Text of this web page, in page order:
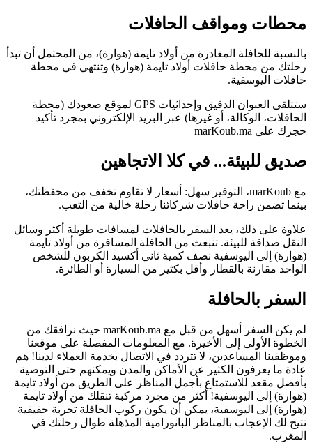
محطات ومواقف الحافلات
بالنسبة للحافلة المغادرة من أولاد تايمة (هوارة)، من المحتمل أن تبدأ
رحلتك من محطة حافلات أولاد تايمة (هوارة) وتنتهي في محطة
حافلات اليوسفية.
ستتلقى العنوان الدقيق وإحداثيات GPS لموقع صعودك (محطة
الحافلات، الوكالة، أو غيرها) عبر البريد الإلكتروني بمجرد تأكيد
حجزك على marKoub.ma
صديق للبيئة... في كلا الاتجاهين
مع marKoub، التوفير سهل: أسعار لا تقاوم تخفف من محفظتك،
بينما تضمن راحة حافلات شركائنا رحلة خالية من التعب.
علاوة على ذلك، يعد السفر بالحافلات لمسافات طويلة أكثر وسائل
النقل صداقة للبيئة. تنبعث من الحافلة المسافرة من أولاد تايمة
(هوارة) إلى اليوسفية نصف كمية ثاني أكسيد الكربون للشخص
الواحد مقارنة بالقطار وأقل بكثير من السيارة أو الطائرة.
السفر بالحافلة
لم يكن السفر أسهل من قبل مع marKoub.ma حيث نرافقك من
الخطوة الأولى إلى الأخيرة. مع المعلومات المفصلة على موقعنا
وموظفينا المساعدين، لا تتردد في الاتصال بخدمة العملاء لدينا! هم
عادة ما يعرفون الكثير عن الأماكن والمدن ويمكنهم حتى التوصية
بأفضل مقعد للاستمتاع بأجمل المناظر على الطريق من أولاد تايمة
(هوارة) إلى اليوسفية! أكثر من مجرد مركبة تنقلك من أولاد تايمة
(هوارة) إلى اليوسفية، يمكن أن يكون ركوب الحافلة تجربة حقيقية
تتيح لك الإعجاب بالمناظر البانورامية المذهلة طوال رحلتك في
المغرب.